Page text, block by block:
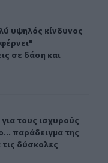
"φέρνει"
υψηλός κίνδυνος
υψηλός κίνδυνος
σε δάση και
– Το...
τους ισχυρούς
τους ισχυρούς
παράδειγμα της
δύσκολες